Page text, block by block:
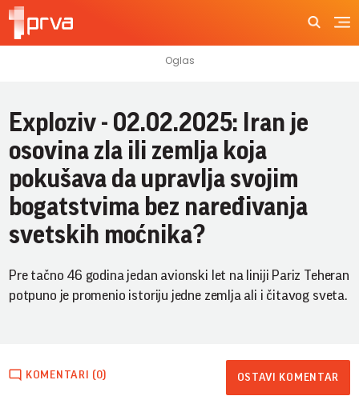
Exploziv - 02.02.2025: Iran je
osovina zla ili zemlja koja
pokušava da upravlja svojim
bogatstvima bez naređivanja
svetskih moćnika?
Pre tačno 46 godina jedan avionski let na liniji Pariz Teheran
potpuno je promenio istoriju jedne zemlja ali i čitavog sveta.
KOMENTARI (0) OSTAVI KOMENTAR